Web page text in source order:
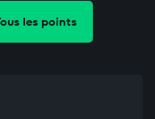
les points